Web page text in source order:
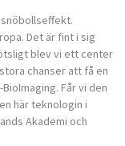
Det är fint i sig
blev vi ett center
chanser att få en
Får vi den
här teknologin i
Akademi och